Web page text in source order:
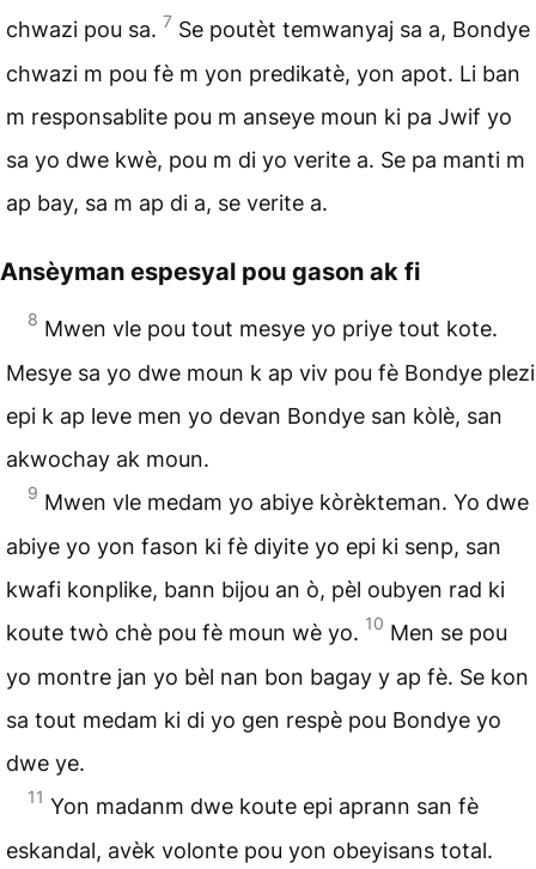
chwazi pou sa. 7 Se poutèt temwanyaj sa a, Bondye
chwazi m pou fè m yon predikatè, yon apot. Li ban
m responsablite pou m anseye moun ki pa Jwif yo
sa yo dwe kwè, pou m di yo verite a. Se pa manti m
ap bay, sa m ap di a, se verite a.
Ansèyman espesyal pou gason ak fi
8 Mwen vle pou tout mesye yo priye tout kote.
Mesye sa yo dwe moun k ap viv pou fè Bondye plezi
epi k ap leve men yo devan Bondye san kòlè, san
akwochay ak moun.
9 Mwen vle medam yo abiye kòrèkteman. Yo dwe
abiye yo yon fason ki fè diyite yo epi ki senp, san
kwafi konplike, bann bijou an ò, pèl oubyen rad ki
koute twò chè pou fè moun wè yo. 10 Men se pou
yo montre jan yo bèl nan bon bagay y ap fè. Se kon
sa tout medam ki di yo gen respè pou Bondye yo
dwe ye.
11 Yon madanm dwe koute epi aprann san fè
eskandal, avèk volonte pou yon obeyisans total.